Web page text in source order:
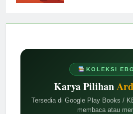
KOLEKSI
Karya Pilihan
Tersedia di Google Play Books /
membaca atau